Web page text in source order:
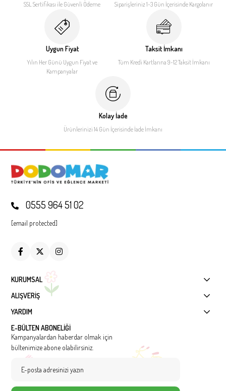
SSL Sertifikası ile Güvenli Ödeme Siparişleriniz 1-3 Gün İçerisinde Kargolanır
Uygun Fiyat
Yılın Her Günü Uygun Fiyatve
Kampanyalar
Taksit İmkanı
Tüm Kredi Kartlarına 9-12Taksit İmkanı
Kolay İade
Ürünlerinizi 14 Gün İçerisinde İade İmkanı
0555 964 51 02
[email protected]
KURUMSAL
ALIŞVERİŞ
YARDIM
E-BÜLTEN ABONELİĞİ
Kampanyalardan haberdar olmak için
bültenimize abone olabilirsiniz.